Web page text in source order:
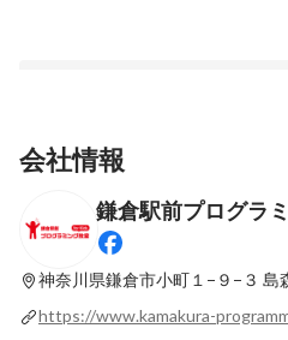
数学オリンピックでボコボコにさ
が生きた【学生メンターインタビュ
最新順で表示
会社情報
鎌倉駅前プログラ
神奈川県鎌倉市小町１−９−３ 島
https://www.kamakura-